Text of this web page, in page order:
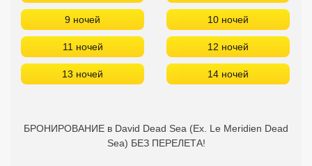
9 ночей 10 ночей
11 ночей 12 ночей
13 ночей 14 ночей
БРОНИРОВАНИЕ в David Dead Sea (Ex. Le Meridien Dead
Sea) БЕЗ ПЕРЕЛЕТА!